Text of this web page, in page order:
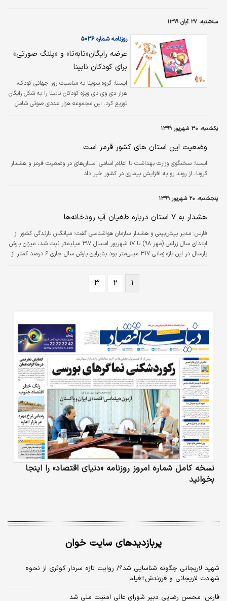
سه‌شنبه، ۲۷ آبان ۱۳۹۹
روزنامه شماره ۵۰۳۶
عرضه رایگان«تابه‌تا» و «پلنگ صورتی»
برای کودکان نابینا
ایسنا:گروه سوینا به مناسبت روز جهانی کودک،
هزار دی وی دی ویژه کودکان نابینا را به شکل رایگان
توزیع کرد. این مجموعه هزار عددی صوتی شامل
چهار محال و بختیاری، خراسان رضوی، خوزستان،
سیستان و بلوچستان، فارس، قزوین، کردستان،
گیلان، لرستان، مازندران، هرمزگان و... قرار داده
شده است.
یکشنبه، ۳۰ شهریور ۱۳۹۹
وضعیت این استان های کشور قرمز است
ايسنا: سخنگوی وزارت بهداشت با اعلام اسامی استان‌های در وضعیت قرمز و هشدار
کرونا، از روند رو به افزایش بیماری در کشور خبر داد.
پنجشنبه، ۲۰ شهریور ۱۳۹۹
هشدار به ۷ استان درباره طغیان آب رودخانه‌ها
فارس: مدیر پیش‌بینی و هشدار سازمان هواشناسی گفت: میانگین بارندگی کشور از
ابتدای سال زراعی (مهر ۹۸) تا ۱۷ شهریور امسال ۲۹۷ میلیمتر ثبت شد، میزان بارش
پارسال در این بازه زمانی ۳۱۷ میلی‌متر بود بنابراین بارش سال جاری ۶ درصد کمتر از
۱ ۲ ۳
نسخه کامل شماره امروز روزنامه «دنیای‌ اقتصاد» را اینجا
بخوانید
پربازدیدهای سایت خوان
شهید لاریجانی چگونه شناسایی شد؟/ روایت تازه سردار کوثری از نحوه
شهادت لاریجانی و فرزندش+فیلم
فارس: محسن رضایی دبیر شورای عالی امنیت ملی شد